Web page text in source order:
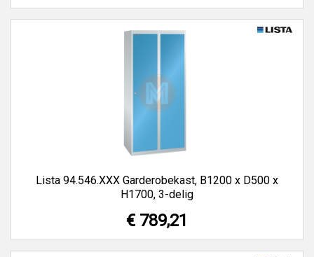
Lista 94.546.XXX Garderobekast, B1200 x D500 x
H1700, 3-delig
€ 789,21